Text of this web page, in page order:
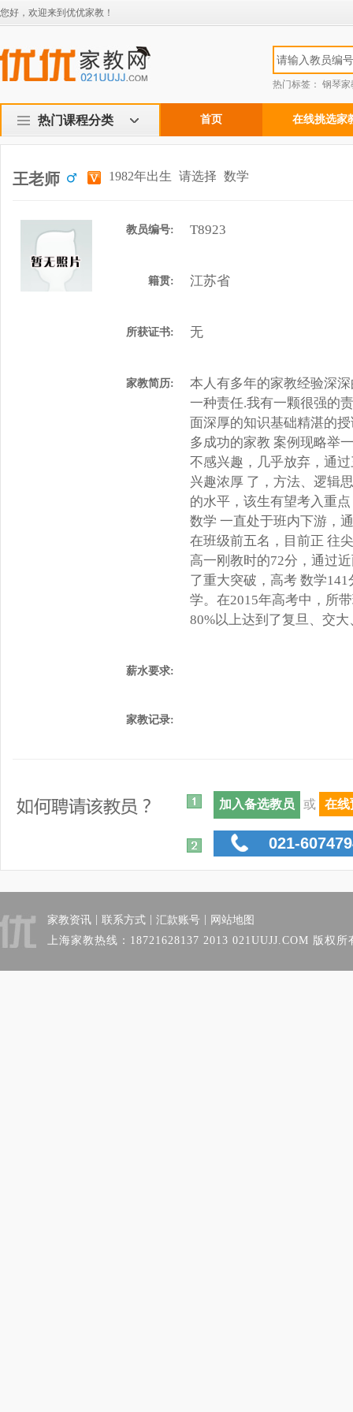
您好，欢迎来到优优家教！
热门标签： 钢琴家
热门课程分类 首页 在线挑选家
王老师 1982年出生 请选择 数学
教员编号: T8923
籍贯: 江苏省
所获证书: 无
家教简历:
本人有多年的家教经验深
一种责任.我有一颗很强的
面深厚的知识基础精湛的
多成功的家教 案例现略举
不感兴趣，几乎放弃，通
兴趣浓厚 了，方法、逻辑
的水平，该生有望考入重
数学 一直处于班内下游，
在班级前五名，目前正 往
高一刚教时的72分，通过
了重大突破，高考 数学
学。在2015年高考中，所
80%以上达到了复旦、交
薪水要求:
家教记录:
或 在线
021-
家教资讯 联系方式 汇款账号
网站地图
上海家教热线：18721628137 2013 021UUJJ.COM 版权